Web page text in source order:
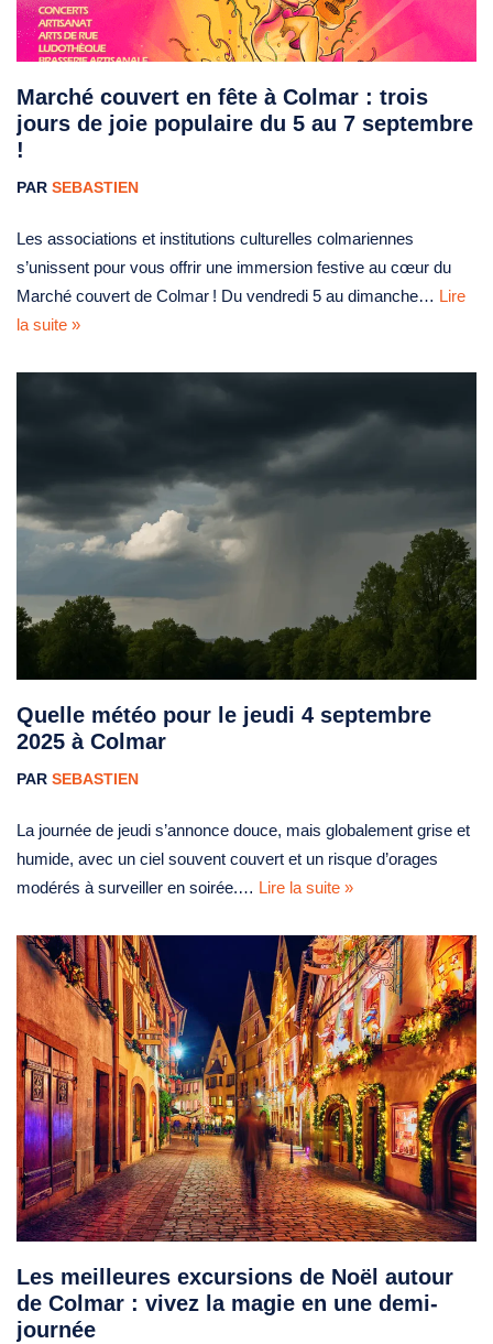
Marché couvert en fête à Colmar : trois
jours de joie populaire du 5 au 7 septembre
!
PAR SEBASTIEN
Les associations et institutions culturelles colmariennes
s’unissent pour vous offrir une immersion festive au cœur du
Marché couvert de Colmar ! Du vendredi 5 au dimanche… Lire
la suite »
Quelle météo pour le jeudi 4 septembre
2025 à Colmar
PAR SEBASTIEN
La journée de jeudi s’annonce douce, mais globalement grise et
humide, avec un ciel souvent couvert et un risque d’orages
modérés à surveiller en soirée.… Lire la suite »
Les meilleures excursions de Noël autour
de Colmar : vivez la magie en une demi-
journée